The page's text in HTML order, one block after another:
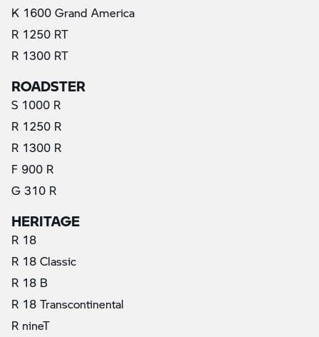
K 1600 Grand America(actual)
R 1250 RT
R 1300 RT
ROADSTER
S 1000 R
R 1250 R
R 1300 R
F 900 R
G 310 R
HERITAGE
R 18
R 18 Classic
R 18 B
R 18 Transcontinental
R nineT